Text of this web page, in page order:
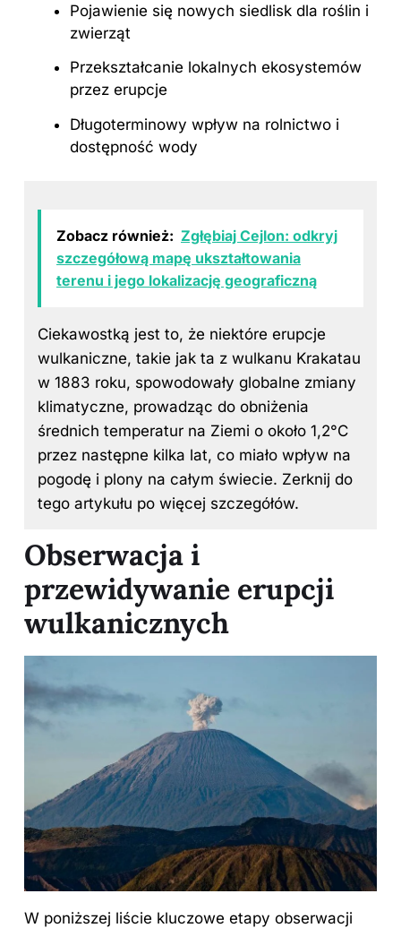
Pojawienie się nowych siedlisk dla roślin i
zwierząt
Przekształcanie lokalnych ekosystemów
przez erupcje
Długoterminowy wpływ na rolnictwo i
dostępność wody
Zobacz również: Zgłębiaj Cejlon: odkryj
szczegółową mapę ukształtowania
terenu i jego lokalizację geograficzną
Ciekawostką jest to, że niektóre erupcje
wulkaniczne, takie jak ta z wulkanu Krakatau
w 1883 roku, spowodowały globalne zmiany
klimatyczne, prowadząc do obniżenia
średnich temperatur na Ziemi o około 1,2°C
przez następne kilka lat, co miało wpływ na
pogodę i plony na całym świecie. Zerknij do
tego artykułu po więcej szczegółów.
Obserwacja i
przewidywanie erupcji
wulkanicznych
W poniższej liście kluczowe etapy obserwacji